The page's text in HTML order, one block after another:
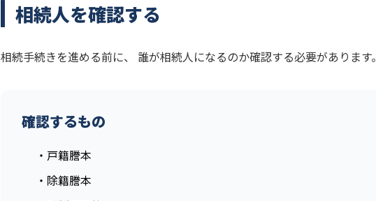
相続人を確認する
相続手続きを進める前に、 誰が相続人になるのか確認する必要があります。
確認するもの
・戸籍謄本
・除籍謄本